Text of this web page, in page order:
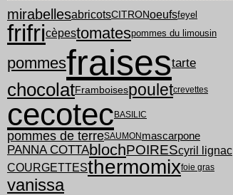
mirabellesabricotsCITRONoeufsfeyel
frifricèpestomatespommes du limousin
pommesfraisestarte
chocolatFramboisespouletcrevettes
cecotecBASILIC
pommes de terreSAUMON mascarpone
PANNA COTTAblochPOIREScyril lignac
COURGETTESthermomixfoie gras
vanissa